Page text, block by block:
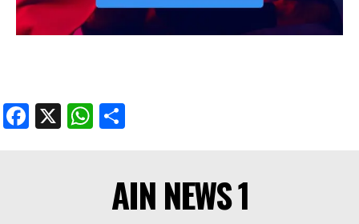
Facebook
X WhatsApp
AIN NEWS 1